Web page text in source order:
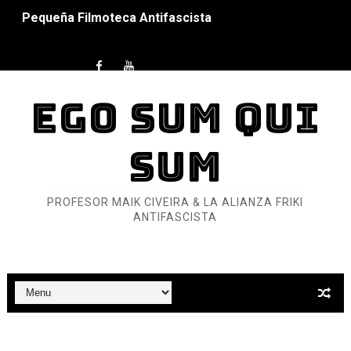
Que no nos aplaste el Talón de Hierro
Un año para sobrevivir al mundo: Dos mil tíjiri cinco
¿Estamos soñando con ovejas eléctricas?
Dioses y Monstruos: Guillermo (DOS)
Gótico Mexicano
EGO SUM QUI
SUM
PROFESOR MAIK CIVEIRA & LA ALIANZA FRIKI
ANTIFASCISTA